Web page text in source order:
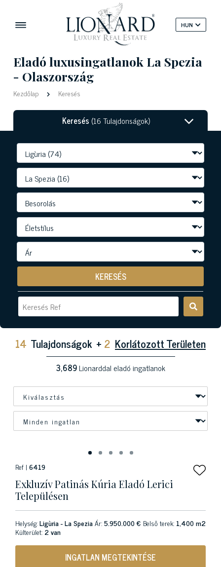
HUN
Eladó luxusingatlanok La Spezia
- Olaszország
Kezdőlap Keresés
Keresés (16 Tulajdonságok)
KERESÉS
14 Tulajdonságok + 2 Korlátozott Területen
3,689Lionarddal eladó ingatlanok
Ref | 6419
Exkluzív Patinás Kúria Eladó Lerici
Településen
Helység:Ligùria - La SpeziaÁr:5.950.000 € Belső terek: 1,400 m2
Külterület: 2 van
INGATLAN MEGTEKINTÉSE